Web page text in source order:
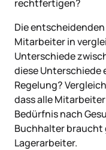
rechtfertigen?
Die
Mitarbeiter in
Unterschiede
diese Unterschiede
Regelung?
dass alle
Bedürfnis nach
Buchhalter braucht
Lagerarbeiter.